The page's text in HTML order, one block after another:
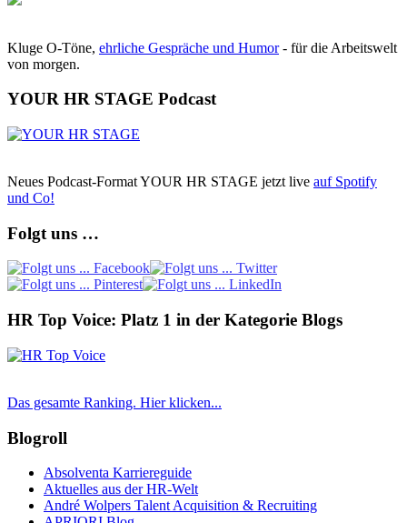
Kluge O-Töne, ehrliche Gespräche und Humor- für die Arbeitswelt
von morgen.
YOUR HR STAGE Podcast
Neues Podcast-Format YOUR HR STAGE jetzt live auf Spotify
und Co!
Folgt uns …
HR Top Voice: Platz 1 in der Kategorie Blogs
Das gesamte Ranking. Hier klicken...
Blogroll
Absolventa Karriereguide
Aktuelles aus der HR-Welt
André Wolpers Talent Acquisition & Recruiting